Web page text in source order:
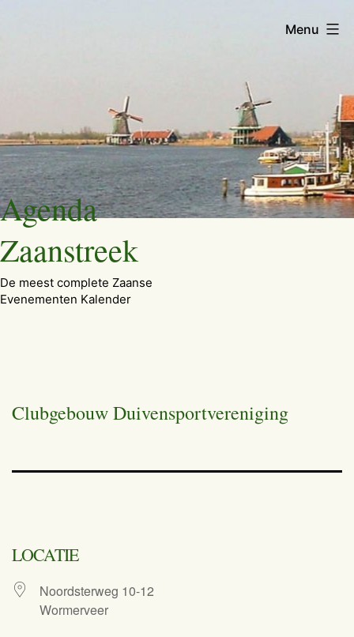
Ga
naar
de
inhoud
Agenda
Zaanstreek
De meest complete Zaanse
Evenementen Kalender
Menu
Clubgebouw Duivensportvereniging
LOCATIE
Noordsterweg 10-12
Wormerveer